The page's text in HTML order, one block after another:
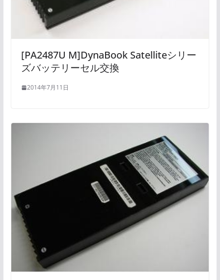
[PA2487U M]DynaBook Satelliteシリー
ズバッテリーセル交換
2014年7月11日